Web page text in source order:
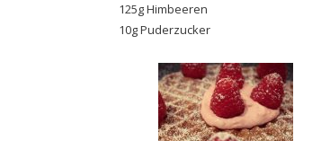
125g Himbeeren
10g Puderzucker